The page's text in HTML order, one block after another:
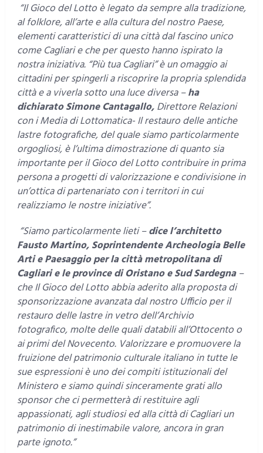
“Il Gioco del Lotto è legato da sempre alla tradizione,
al folklore, all’arte e alla cultura del nostro Paese,
elementi caratteristici di una città dal fascino unico
come Cagliari e che per questo hanno ispirato la
nostra iniziativa. “Più tua Cagliari” è un omaggio ai
cittadini per spingerli a riscoprire la propria splendida
città e a viverla sotto una luce diversa –ha
dichiarato Simone Cantagallo,Direttore Relazioni
con i Media di Lottomatica- Il restauro delle antiche
lastre fotografiche, del quale siamo particolarmente
orgogliosi, è l’ultima dimostrazione di quanto sia
importante per il Gioco del Lotto contribuire in prima
persona a progetti di valorizzazione e condivisione in
un’ottica di partenariato con i territori in cui
realizziamo le nostre iniziative”.
“Siamo particolarmente lieti –dice l’architetto
Fausto Martino, Soprintendente Archeologia Belle
Arti e Paesaggio per la città metropolitana di
Cagliari e le province di Oristano e Sud Sardegna–
che Il Gioco del Lotto abbia aderito alla proposta di
sponsorizzazione avanzata dal nostro Ufficio per il
restauro delle lastre in vetro dell’Archivio
fotografico, molte delle quali databili all’Ottocento o
ai primi del Novecento. Valorizzare e promuovere la
fruizione del patrimonio culturale italiano in tutte le
sue espressioni è uno dei compiti istituzionali del
Ministero e siamo quindi sinceramente grati allo
sponsor che ci permetterà di restituire agli
appassionati, agli studiosi ed alla città di Cagliari un
patrimonio di inestimabile valore, ancora in gran
parte ignoto.”